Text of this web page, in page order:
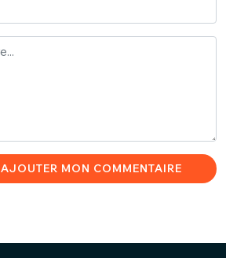
AJOUTER MON COMMENTAIRE